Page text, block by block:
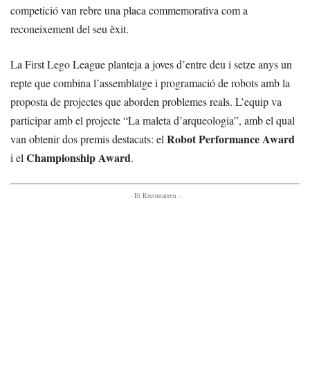
competició van rebre una placa commemorativa com a
reconeixement del seu èxit.
La First Lego League planteja a joves d’entre deu i setze anys un
repte que combina l’assemblatge i programació de robots amb la
proposta de projectes que aborden problemes reals. L’equip va
participar amb el projecte “La maleta d’arqueologia”, amb el qual
van obtenir dos premis destacats: el Robot Performance Award
i el Championship Award.
- Et Recomanem -